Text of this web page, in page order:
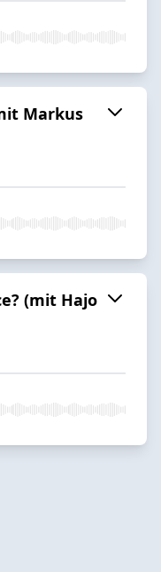
Markus
(mit Hajo